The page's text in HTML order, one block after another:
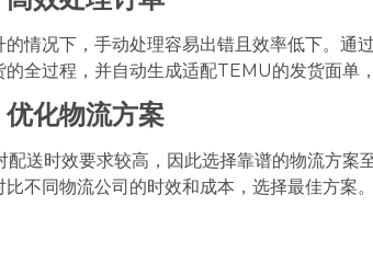
的情况下，手动处理容易出错且效率低下。通过
的全过程，并自动生成适配TEMU的发货面单
化物流方案
送时效要求较高，因此选择靠谱的物流方案
不同物流公司的时效和成本，选择最佳方案。